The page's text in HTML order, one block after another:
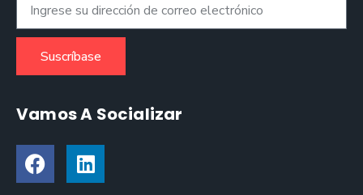
Suscríbase
Vamos A Socializar